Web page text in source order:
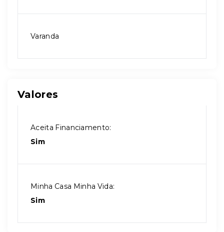
Varanda
Valores
Aceita Financiamento:
Sim
Minha Casa Minha Vida:
Sim